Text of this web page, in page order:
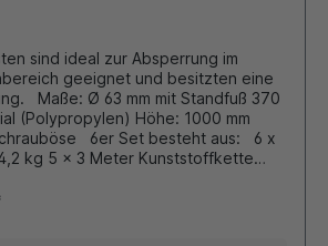
sind ideal zur Absperrung im
geeignet und besitzten eine
370
(Polypropylen) Höhe: 1000 mm
besteht aus: 6 x
kg 5 x 3 Meter Kunststoffkette
zum Einhängen von